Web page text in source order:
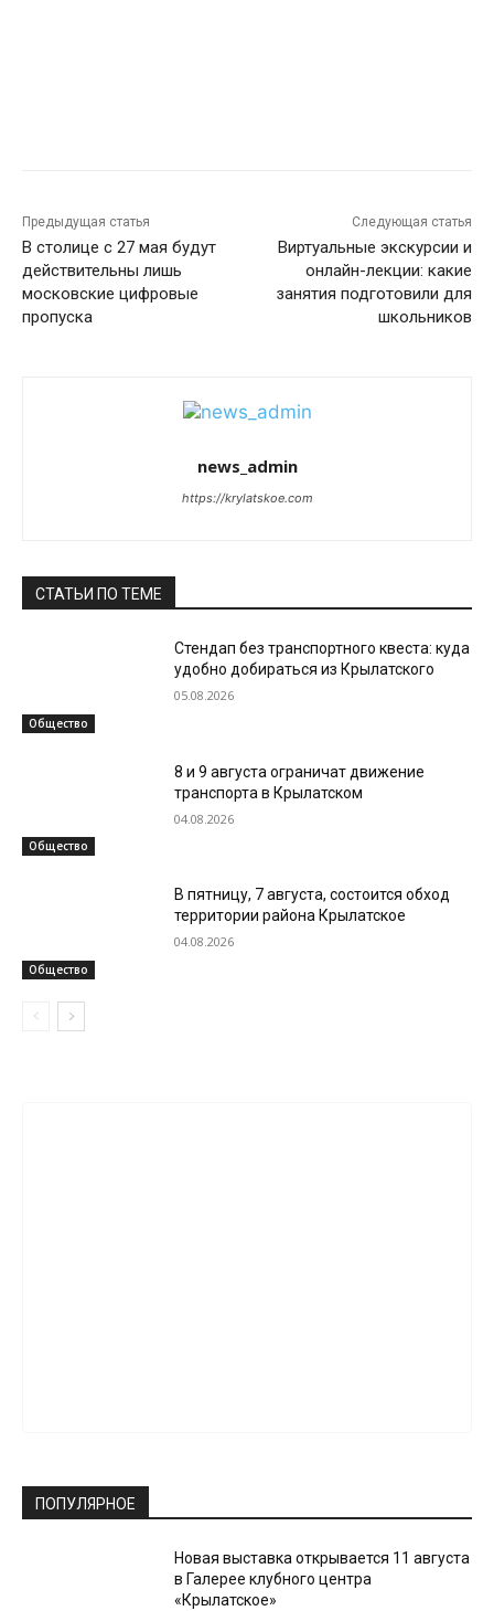
Предыдущая статья
В столице с 27 мая будут
действительны лишь
московские цифровые
пропуска
Следующая статья
Виртуальные экскурсии и
онлайн-лекции: какие
занятия подготовили для
школьников
news_admin
https://krylatskoe.com
СТАТЬИ ПО ТЕМЕ
Общество
Стендап без транспортного квеста: куда
удобно добираться из Крылатского
05.08.2026
Общество
8 и 9 августа ограничат движение
транспорта в Крылатском
04.08.2026
Общество
В пятницу, 7 августа, состоится обход
территории района Крылатское
04.08.2026
ПОПУЛЯРНОЕ
Новая выставка открывается 11 августа
в Галерее клубного центра
«Крылатское»